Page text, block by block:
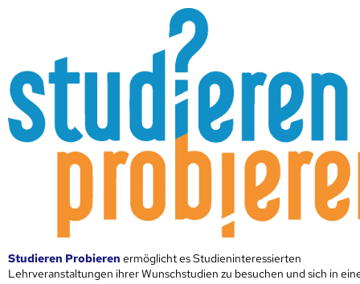
Studieren Probieren ermöglicht es Studieninteressierten
Lehrveranstaltungen ihrer Wunschstudien zu besuchen und sich in